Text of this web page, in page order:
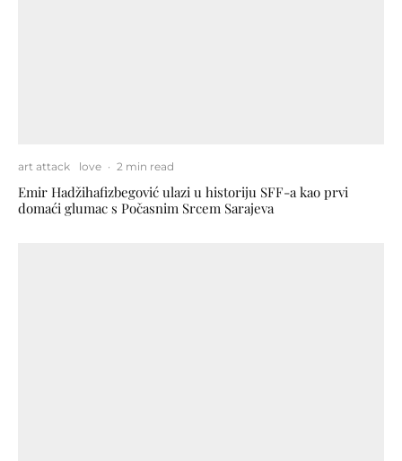
art attack love · 2 min read
Emir Hadžihafizbegović ulazi u historiju SFF-a kao prvi
domaći glumac s Počasnim Srcem Sarajeva